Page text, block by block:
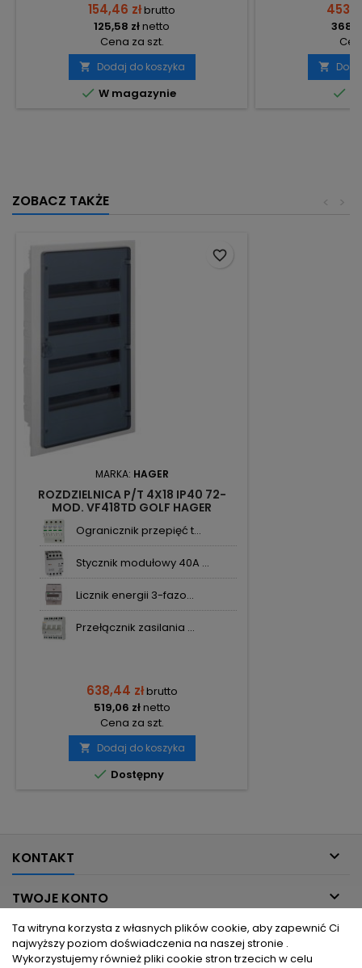
154,46 złbrutto
125,58 złnetto
Cena za szt.
 Dodaj do koszyka
 W magazynie


ZOBACZ TAKŻE >
<
MARKA: HAGER
ROZDZIELNICA P/T 4X18 IP40 72-
MOD. VF418TD GOLF HAGER
Ogranicznik przepięć t...
Stycznik modułowy 40A ...
Licznik energii 3-fazo...
Przełącznik zasilania ...
638,44 złbrutto
519,06 złnetto
Cena za szt.
 Dodaj do koszyka
 Dostępny
favorite_border
KONTAKT 
TWOJE KONTO 
INFORMACJE DLA CIEBIE 
Ta witryna korzysta z własnych plików cookie, aby zapewnić Ci
najwyższy poziom doświadczenia na naszej stronie .
Wykorzystujemy również pliki cookie stron trzecich w celu